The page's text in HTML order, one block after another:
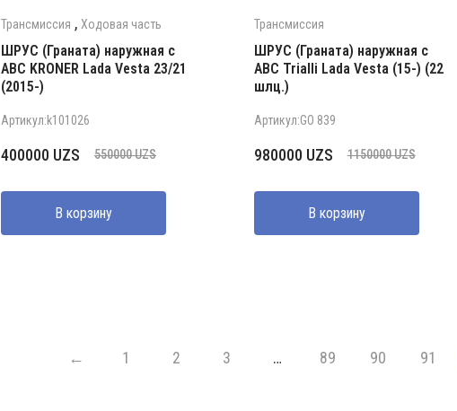
Трансмиссия , Ходовая часть
ШРУС (Граната) наружная с
АВС KRONER Lada Vesta 23/21
(2015-)
Артикул:k101026
550000UZS
Первоначальная
составляла
550000 UZS.
400000 UZS
Текущая
400000 UZS.
В корзину
Трансмиссия
ШРУС (Граната) наружная с
АВС Trialli Lada Vesta (15-) (22
шлц.)
Артикул:GO 839
1150000UZS
Первоначальная
составляла
1150000 UZS.
980000 UZS
Текущая
980000 UZS.
В корзину
← 1 2 3 … 89 90 91